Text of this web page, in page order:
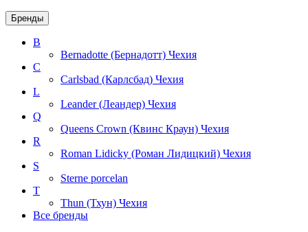
Бренды
B
Bernadotte (Бернадотт) Чехия
C
Carlsbad (Карлсбад) Чехия
L
Leander (Леандер) Чехия
Q
Queens Crown (Квинс Краун) Чехия
R
Roman Lidicky (Роман Лидицкий) Чехия
S
Sterne porcelan
T
Thun (Тхун) Чехия
Все бренды